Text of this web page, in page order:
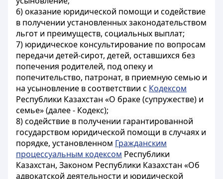
6) оказание юридической помощи и содействие
в получении установленных законодательством
льгот и преимуществ, социальных выплат;
7) юридическое консультирование по вопросам
передачи детей-сирот, детей, оставшихся без
попечения родителей, под опеку и
попечительство, патронат, в приемную семью и
на усыновление в соответствии с Кодексом
Республики Казахстан «О браке (супружестве) и
семье» (далее - Кодекс);
8) содействие в получении гарантированной
государством юридической помощи в случаях и
порядке, установленном Гражданским
процессуальным кодексом Республики
Казахстан, Законом Республики Казахстан «Об
адвокатской деятельности и юридической